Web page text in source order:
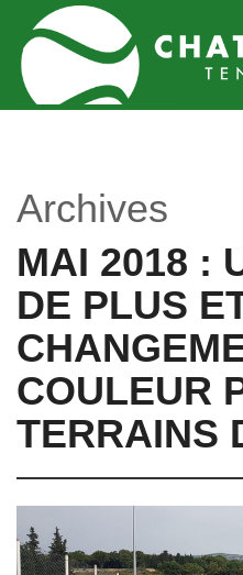
Archives
MAI 2018 :
DE PLUS
COULEUR
TERRAINS